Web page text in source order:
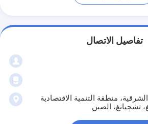
تفاصيل الاتصال
الشرقية، منطقة التنمية الاقتصادية
تشجيانغ، الصين